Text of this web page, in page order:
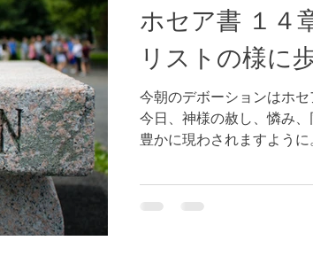
ホセア書 １
リストの様に
今朝のデボーションはホセ
今日、神様の赦し、憐み
豊かに現わされますよう
ありますように！